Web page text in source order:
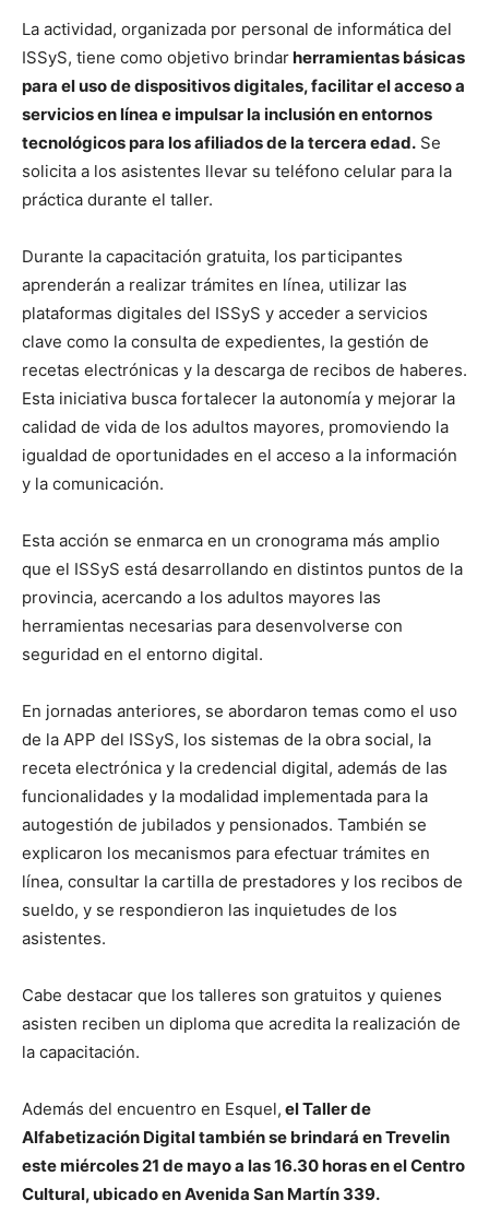
La actividad, organizada por personal de informática del
ISSyS, tiene como objetivo brindarherramientas básicas
para el uso de dispositivos digitales, facilitar el acceso a
servicios en línea e impulsar la inclusión en entornos
tecnológicos para los afiliados de la tercera edad. Se
solicita a los asistentes llevar su teléfono celular para la
práctica durante el taller.
Durante la capacitación gratuita, los participantes
aprenderán a realizar trámites en línea, utilizar las
plataformas digitales del ISSyS y acceder a servicios
clave como la consulta de expedientes, la gestión de
recetas electrónicas y la descarga de recibos de haberes.
Esta iniciativa busca fortalecer la autonomía y mejorar la
calidad de vida de los adultos mayores, promoviendo la
igualdad de oportunidades en el acceso a la información
y la comunicación.
Esta acción se enmarca en un cronograma más amplio
que el ISSyS está desarrollando en distintos puntos de la
provincia, acercando a los adultos mayores las
herramientas necesarias para desenvolverse con
seguridad en el entorno digital.
En jornadas anteriores, se abordaron temas como el uso
de la APP del ISSyS, los sistemas de la obra social, la
receta electrónica y la credencial digital, además de las
funcionalidades y la modalidad implementada para la
autogestión de jubilados y pensionados. También se
explicaron los mecanismos para efectuar trámites en
línea, consultar la cartilla de prestadores y los recibos de
sueldo, y se respondieron las inquietudes de los
asistentes.
Cabe destacar que los talleres son gratuitos y quienes
asisten reciben un diploma que acredita la realización de
la capacitación.
Además del encuentro en Esquel, el Taller de
Alfabetización Digital también se brindará en Trevelin
este miércoles 21 de mayo a las 16.30 horas en el Centro
Cultural, ubicado en Avenida San Martín 339.